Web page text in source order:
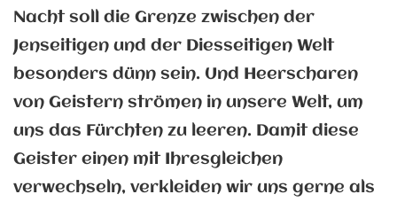
Nacht soll die Grenze zwischen der
Jenseitigen und der Diesseitigen Welt
besonders dünn sein. Und Heerscharen
von Geistern strömen in unsere Welt, um
uns das Fürchten zu leeren. Damit diese
Geister einen mit Ihresgleichen
verwechseln, verkleiden wir uns gerne als